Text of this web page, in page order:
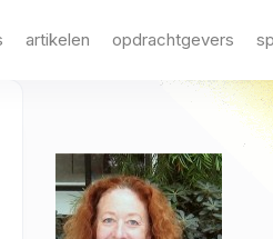
artikelen opdrachtgevers